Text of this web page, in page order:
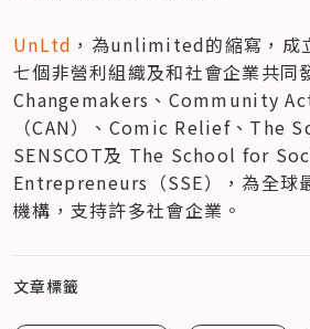
UnLtd ，為unlimited的縮寫，成
七個非營利組織及和社會企業共
Changemakers、Community
（CAN）、Comic Relief、The
SENSCOT及 The School for
Entrepreneurs（SSE），為全球
機構，支持許多社會企業。
文章標籤